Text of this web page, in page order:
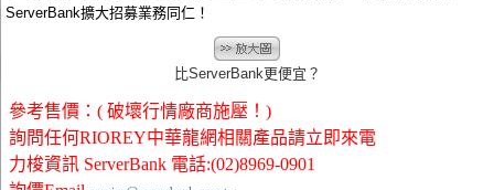
ServerBank擴大招募業務同仁！
比ServerBank更便宜？
參考售價：( 破壞行情廠商施壓！)
詢問任何RIOREY中華龍網相關產品請立即來電
力梭資訊 ServerBank 電話:(02)8969-0901